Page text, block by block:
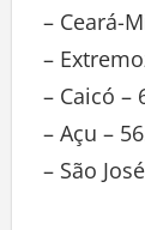
– Ceará-
–
– Caicó –
– Açu –
– São